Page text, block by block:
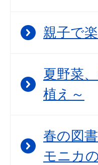
親子で
夏野菜
植え～
春の図
モニカ